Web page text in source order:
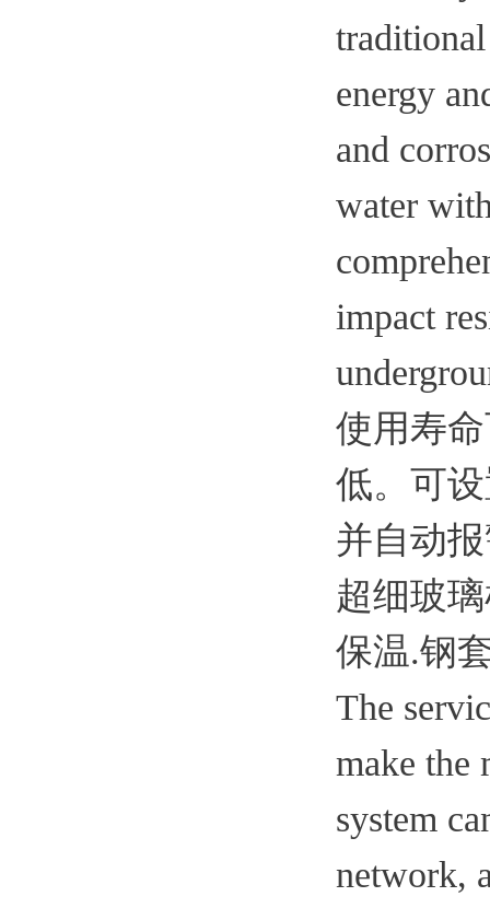
energy
and
water
impact
使用寿
低。可
并自动
超细玻
保温.钢
The
make the
system
network,